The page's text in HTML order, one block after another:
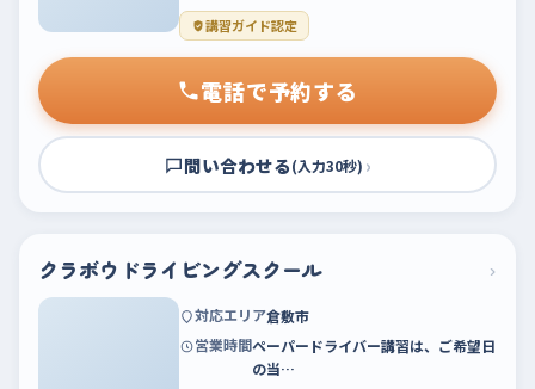
講習ガイド認定
電話で予約する
問い合わせる(入力30秒) ›
クラボウドライビングスクール ›
対応エリア倉敷市
営業時間ペーパードライバー講習は、ご希望日
の当…